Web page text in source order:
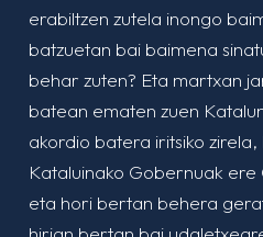
erabiltzen zutela inongo
batzuetan bai baimena
behar zuten? Eta martxan
batean ematen zuen
akordio batera iritsiko
Kataluinako Gobernuak
eta hori bertan behera